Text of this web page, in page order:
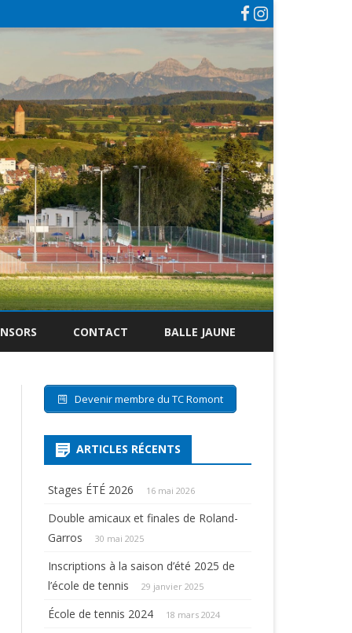
CONTACT BALLE JAUNE
Devenir membre du TC Romont
ARTICLES RÉCENTS
Stages ÉTÉ 2026 16 mai 2026
Double amicaux et finales de Roland-
Garros
30 mai 2025
Inscriptions à la saison d’été 2025 de
l’école de tennis
29 janvier 2025
École de tennis 2024 18 mars 2024